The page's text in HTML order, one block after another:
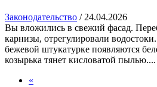
Законодательство / 24.04.2026
Вы вложились в свежий фасад.
карнизы, отрегулировали
бежевой штукатурке появляются
козырька тянет кисловатой пылью....
«